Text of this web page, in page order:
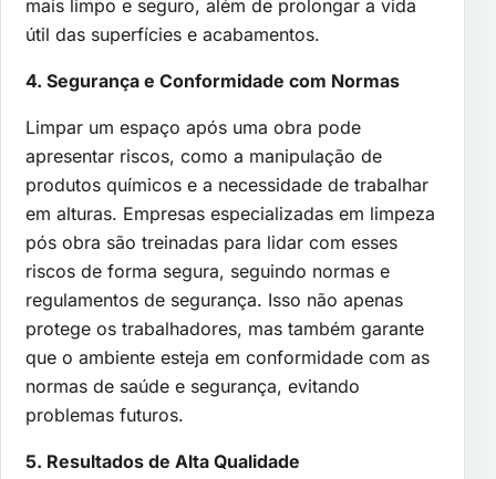
mais limpo e seguro, além de prolongar a vida
útil das superfícies e acabamentos.
4. Segurança e Conformidade com Normas
Limpar um espaço após uma obra pode
apresentar riscos, como a manipulação de
produtos químicos e a necessidade de trabalhar
em alturas. Empresas especializadas em limpeza
pós obra são treinadas para lidar com esses
riscos de forma segura, seguindo normas e
regulamentos de segurança. Isso não apenas
protege os trabalhadores, mas também garante
que o ambiente esteja em conformidade com as
normas de saúde e segurança, evitando
problemas futuros.
5. Resultados de Alta Qualidade